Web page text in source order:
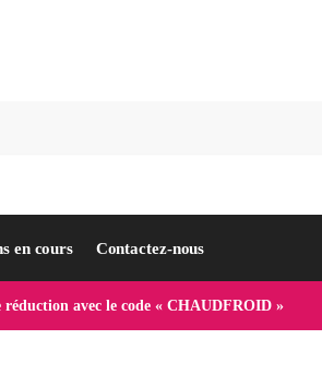
en cours Contactez-nous
réduction avec le code « CHAUDFROID »